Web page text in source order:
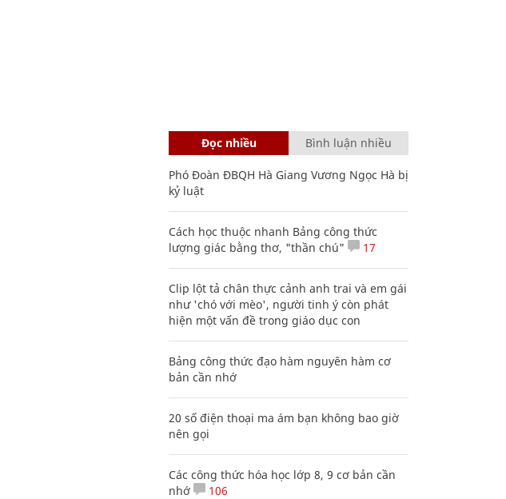
Đọc nhiều Bình luận nhiều
Phó Đoàn ĐBQH Hà Giang Vương Ngọc Hà bị
kỷ luật
Cách học thuộc nhanh Bảng công thức
lượng giác bằng thơ, "thần chú"
17
Clip lột tả chân thực cảnh anh trai và em gái
như 'chó với mèo', người tinh ý còn phát
hiện một vấn đề trong giáo dục con
Bảng công thức đạo hàm nguyên hàm cơ
bản cần nhớ
20 số điện thoại ma ám bạn không bao giờ
nên gọi
Các công thức hóa học lớp 8, 9 cơ bản cần
nhớ
106